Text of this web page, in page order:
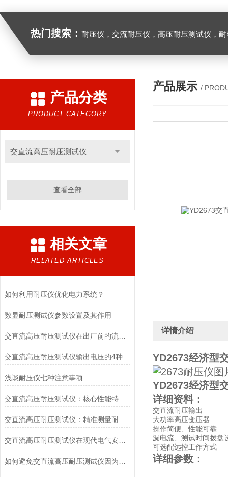
热门搜索： 耐压仪，交流耐压仪，高压耐压测试仪，
产品分类
PRODUCT CATEGORY
交直流高压耐压测试仪
查看全部
相关文章
RELATED ARTICLES
如何利用耐压仪优化电力系统？
数显耐压测试仪参数设置及其作用
交直流高压耐压测试仪在出厂前的流程讲解
浅谈耐压仪七种注意事项
交直流高压耐压测试仪：核心性能特点解析
交直流高压耐压测试仪：精准测量耐电压强度的核心装备
交直流高压耐压测试仪在现代电气安全检测中的重要性
产品展示 /
详情介绍
YD2673经济型
YD2673经济型
详细资料：
交直流耐压输出
大功率高压变压器
操作简便、性能可靠
漏电流、测试时间拨盘
可选配远控工作方式
详细参数：